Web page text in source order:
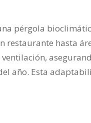
pérgola
restaurante hasta
año. Esta